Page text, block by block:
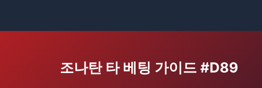
조나탄 타 베팅 가이드 #D89